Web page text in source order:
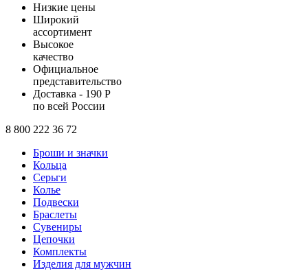
Низкие цены
Широкий
ассортимент
Высокое
качество
Официальное
представительство
Доставка - 190 Р
по всей России
8 800 222 36 72
Броши и значки
Кольца
Серьги
Колье
Подвески
Браслеты
Сувениры
Цепочки
Комплекты
Изделия для мужчин